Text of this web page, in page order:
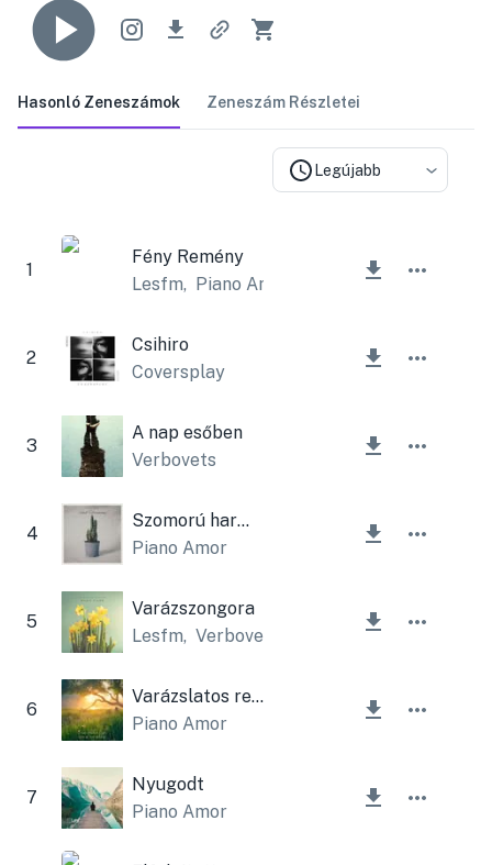
Hasonló Zeneszámok Zeneszám Részletei
Legújabb
1
Fény Remény
Lesfm, Piano Amor
2
Csihiro
Coversplay
3
A nap esőben
Verbovets
4
Szomorú harmónia
Piano Amor
5
Varázszongora
Lesfm, Verbovets
6
Varázslatos reggel
Piano Amor
7
Nyugodt
Piano Amor